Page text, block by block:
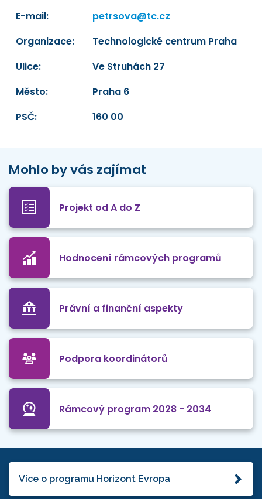
E-mail:
petrsova@tc.cz
Organizace:
Technologické centrum Praha
Ulice:
Ve Struhách 27
Město:
Praha 6
PSČ:
160 00
Mohlo by vás zajímat
Projekt od A do Z
Hodnocení rámcových programů
Právní a finanční aspekty
Podpora koordinátorů
Rámcový program 2028 - 2034
Více o programu Horizont Evropa